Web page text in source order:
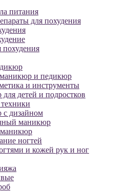
питания
для похудения
и педикюр
и инструменты
детей и подростков
дизайном
маникюр
ногтей
и кожей рук и ног